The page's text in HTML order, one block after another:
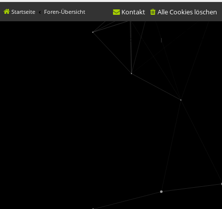
Startseite Foren-Übersicht Alle Cookies löschen
Kontakt
Datenschutz
|